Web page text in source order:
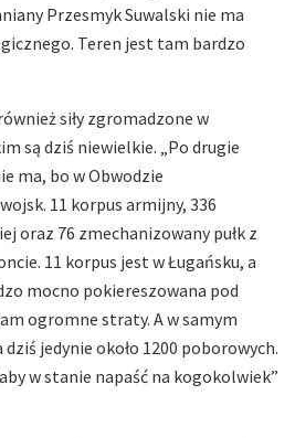
Przesmyk Suwalski nie ma
Teren jest tam bardzo
siły zgromadzone w
są dziś niewielkie. „Po drugie
ma, bo w Obwodzie
11 korpus armijny, 336
oraz 76 zmechanizowany pułk z
11 korpus jest w Ługańsku, a
mocno pokiereszowana pod
ogromne straty. A w samym
jedynie około 1200 poborowych.
w stanie napaść na kogokolwiek”